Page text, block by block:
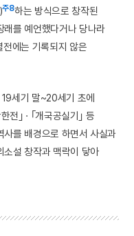
주8하는 방식으로 창작된
래를 예언했다거나 당나라
전에는 기록되지 않은
세기 말~20세기 초에
전｣ · ｢개국공실기｣ 등
를 배경으로 하면서 사실과
소설 창작과 맥락이 닿아